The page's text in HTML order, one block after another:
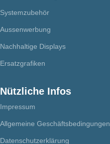
Systemzubehör
Aussenwerbung
Nachhaltige Displays
Ersatzgrafiken
Nützliche Infos
Impressum
Allgemeine Geschäftsbedingungen
Datenschutzerklärung